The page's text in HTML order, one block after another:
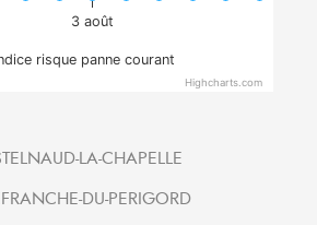
3 août
risque panne courant
Highcharts.com
LA-CHAPELLE
DU-PERIGORD